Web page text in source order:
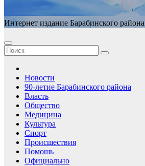
Интернет издание Барабинского района
Новости
90-летие Барабинского района
Власть
Общество
Медицина
Культура
Спорт
Происшествия
Помошь
Официально